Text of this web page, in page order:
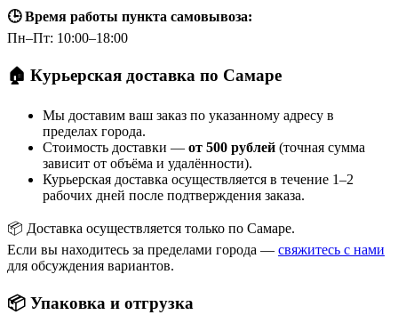
🕒 Время работы пункта самовывоза:
Пн–Пт: 10:00–18:00
🏠 Курьерская доставка по Самаре
Мы доставим ваш заказ по указанному адресу в
пределах города.
Стоимость доставки — от 500 рублей (точная сумма
зависит от объёма и удалённости).
Курьерская доставка осуществляется в течение 1–2
рабочих дней после подтверждения заказа.
📦 Доставка осуществляется только по Самаре.
Если вы находитесь за пределами города — свяжитесь с нами
для обсуждения вариантов.
📦 Упаковка и отгрузка